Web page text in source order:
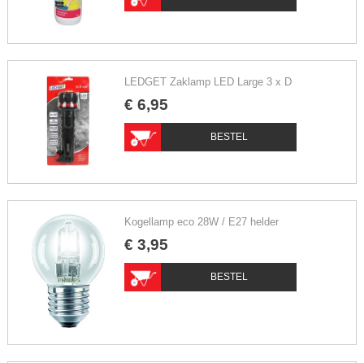
LEDGET Zaklamp LED Large 3 x D
€ 6,95
BESTEL
Kogellamp eco 28W / E27 helder
€ 3,95
BESTEL